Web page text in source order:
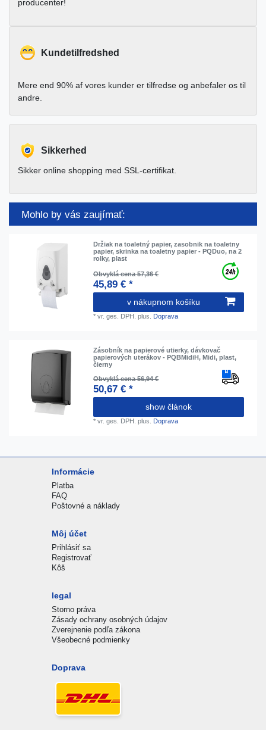
producenter!
Kundetilfredshed
Mere end 90% af vores kunder er tilfredse og anbefaler os til
andre.
Sikkerhed
Sikker online shopping med SSL-certifikat.
Mohlo by vás zaujímať:
Držiak na toaletný papier, zasobnik na toaletny
papier, skrinka na toaletny papier - PQDuo, na 2
rolky, plast
Obvyklá cena 57,36 €
45,89 € *
v nákupnom košíku
*vr. ges. DPH. plus. Doprava
Zásobník na papierové utierky, dávkovač
papierových uterákov - PQBMidiH, Midi, plast,
čierny
Obvyklá cena 56,94 €
50,67 € *
show článok
*vr. ges. DPH. plus. Doprava
Informácie
Platba
FAQ
Poštovné a náklady
Môj účet
Prihlásiť sa
Registrovať
Kôš
legal
Storno práva
Zásady ochrany osobných údajov
Zverejnenie podľa zákona
Všeobecné podmienky
Doprava